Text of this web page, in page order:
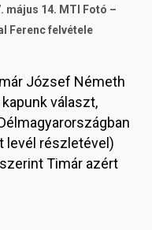
május 14. MTI Fotó –
Ferenc felvétele
József Németh
választ,
levél részletével)
Timár azért